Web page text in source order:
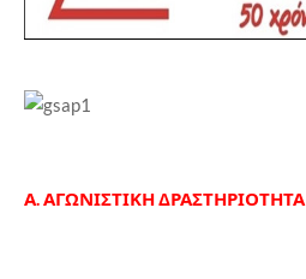
Α. ΑΓΩΝΙΣΤΙΚΗ ΔΡΑΣΤΗΡΙΟΤΗΤΑ